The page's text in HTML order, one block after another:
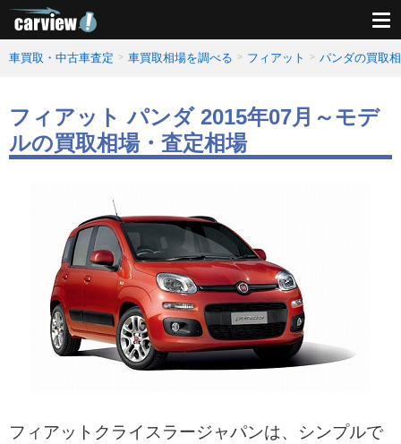
車買取・中古車査定 車買取相場を調べる フィアット パンダの買取
フィアット パンダ 2015年07月～モデ
ルの買取相場・査定相場
フィアットクライスラージャパンは、シンプルで